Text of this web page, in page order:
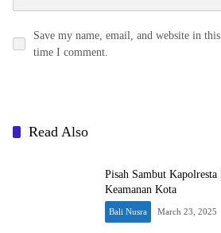
Save my name, email, and website in
time I comment.
Read Also
Pisah Sambut
Keamanan Kota
Bali Nusra March 23, 2025